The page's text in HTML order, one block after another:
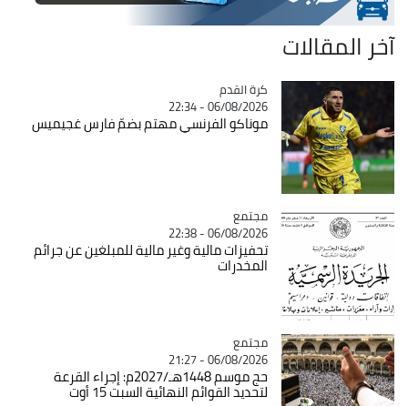
آخر المقالات
Catégorie
كرة القدم
06/08/2026 - 22:34
موناكو الفرنسي مهتم بضمّ فارس غجيميس
Catégorie
مجتمع
06/08/2026 - 22:38
تحفيزات مالية وغير مالية للمبلغين عن جرائم
المخدرات
Catégorie
مجتمع
06/08/2026 - 21:27
حج موسم 1448هـ/2027م: إجراء القرعة
لتحديد القوائم النهائية السبت 15 أوت